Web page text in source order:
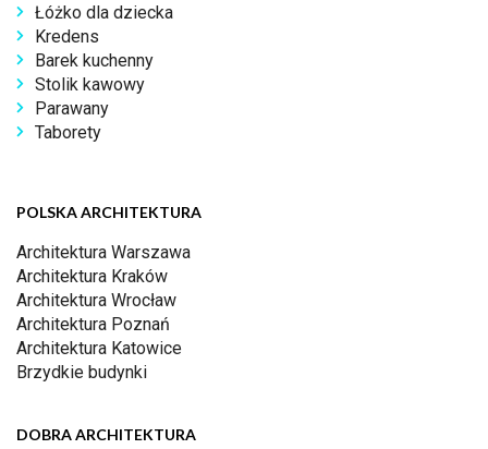
Łóżko dla dziecka
Kredens
Barek kuchenny
Stolik kawowy
Parawany
Taborety
POLSKA ARCHITEKTURA
Architektura Warszawa
Architektura Kraków
Architektura Wrocław
Architektura Poznań
Architektura Katowice
Brzydkie budynki
DOBRA ARCHITEKTURA